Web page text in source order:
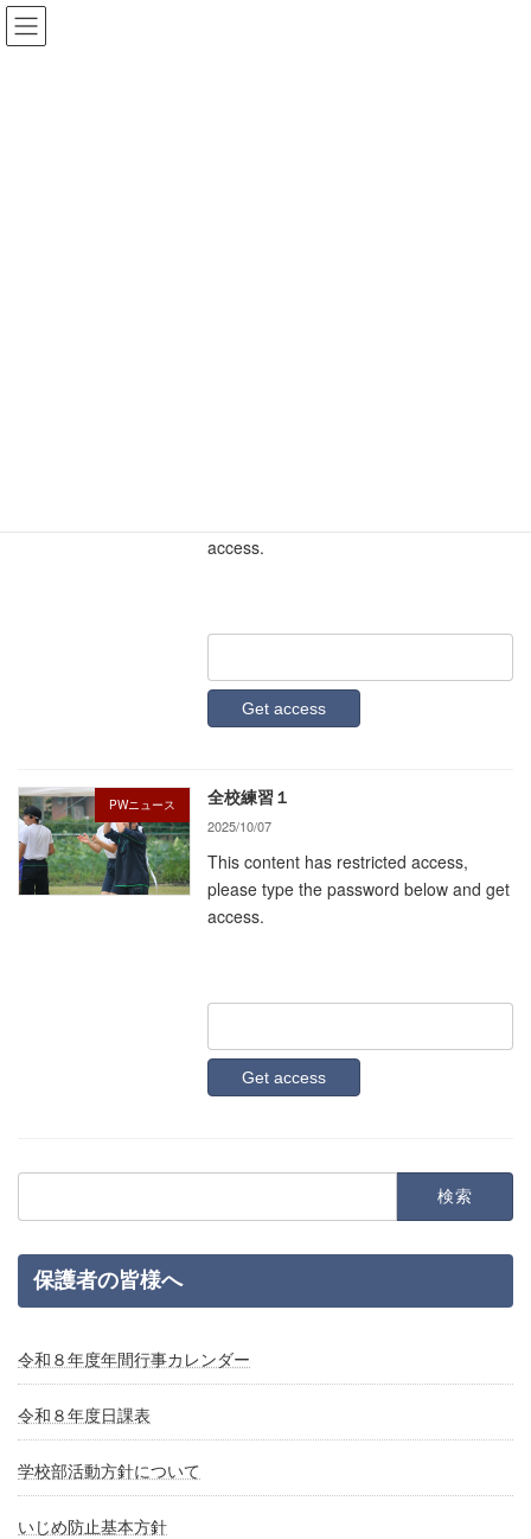
コ
ン
ナ
ビ
access.
PWニュース
全校練習１
2025/10/07
This content has restricted access,
please type the password below and get
access.
保護者の皆様へ
令和８年度年間行事カレンダー
令和８年度日課表
学校部活動方針について
いじめ防止基本方針